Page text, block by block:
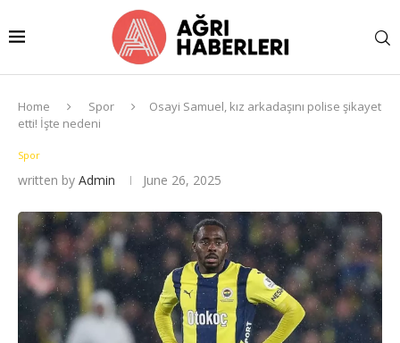
Home Spor
Osayi Samuel, kız arkadaşını polise şikayet
etti! İşte nedeni
Spor
written by Admin June 26, 2025